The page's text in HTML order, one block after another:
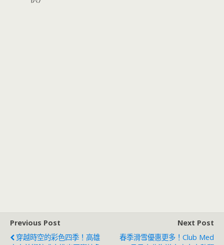
Previous Post
穿越時空的彩色四季！高雄
Next Post
春季滑雪優惠更多！Club Med